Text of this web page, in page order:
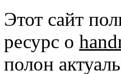
Этот сайт
ресурс о
полон